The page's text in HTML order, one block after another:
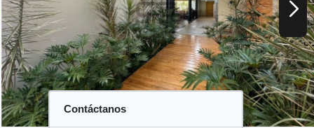
Contáctanos